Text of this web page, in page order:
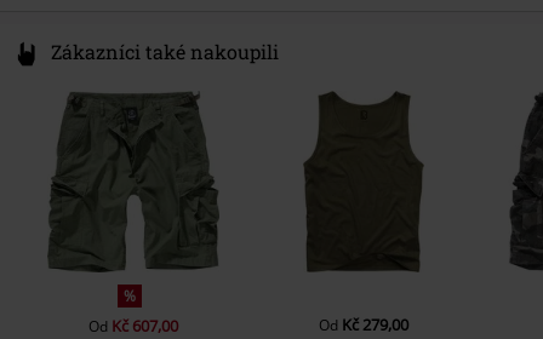
Zákazníci také nakoupili
%
Od Kč 607,00 Od Kč 279,00